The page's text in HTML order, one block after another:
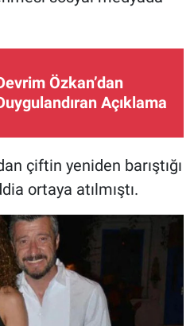
Özkan’dan
Açıklama
çiftin yeniden barıştığı
ortaya atılmıştı.